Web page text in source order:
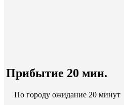
Прибытие 20 мин.
По городу ожидание 20 минут